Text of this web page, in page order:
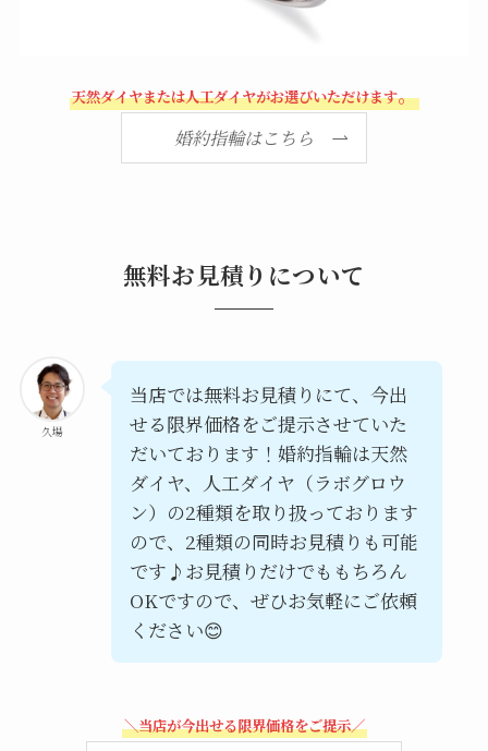
天然ダイヤまたは人工ダイヤがお選びいただけます。
婚約指輪はこちら
無料お見積りについて
久場
当店では無料お見積りにて、今出
せる限界価格をご提示させていた
だいております！婚約指輪は天然
ダイヤ、人工ダイヤ（ラボグロウ
ン）の2種類を取り扱っております
ので、2種類の同時お見積りも可能
です♪お見積りだけでももちろん
OKですので、ぜひお気軽にご依頼
ください😊
＼当店が今出せる限界価格をご提示／